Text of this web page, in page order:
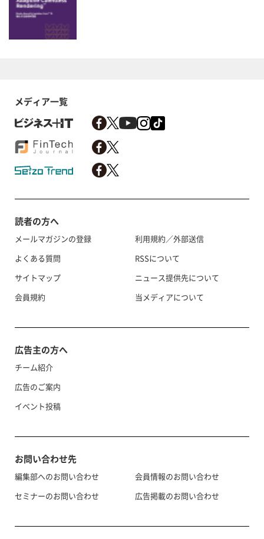
メディア一覧
読者の方へ
メールマガジンの登録
よくある質問
サイトマップ
会員規約
利用規約／外部送信
RSSについて
ニュース提供先について
当メディアについて
広告主の方へ
チーム紹介
広告のご案内
イベント投稿
お問い合わせ先
編集部へのお問い合わせ
セミナーのお問い合わせ
会員情報のお問い合わせ
広告掲載のお問い合わせ